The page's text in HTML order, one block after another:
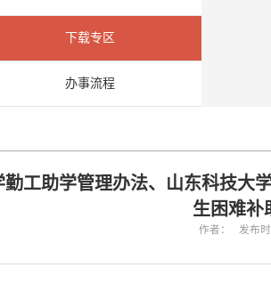
下载专区
办事流程
勤工助学管理办法、山东科技大
生困难补
作者： 发布